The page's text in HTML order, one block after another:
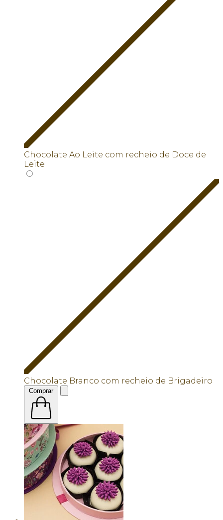
Chocolate Ao Leite com recheio de Doce de
Leite
Chocolate Branco com recheio de Brigadeiro
Comprar